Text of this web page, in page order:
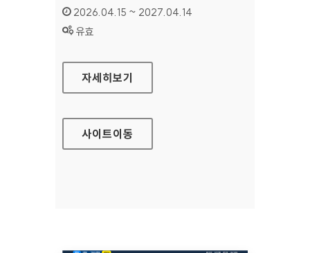
인증기간 :
2026.04.15 ~ 2027.04.14
상태 :
유효
지역문화통합정보시스템
자세히보기
사이트이동